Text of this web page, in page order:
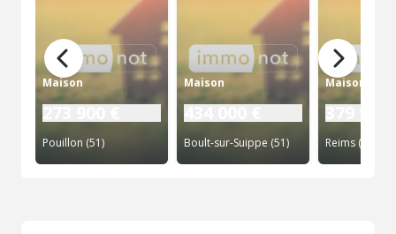
Maison
273 900 €
Pouillon (51)
Maison
434 000 €
Boult-sur-Suippe (51)
Maison
379 980
Reims (51)